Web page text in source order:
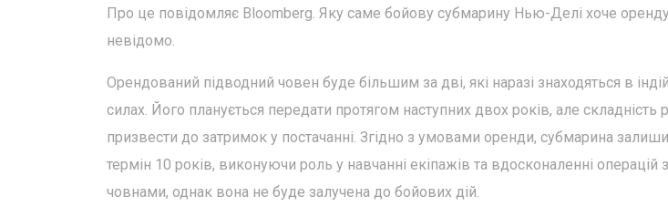
Про це повідомляє Bloomberg. Яку саме бойову субмарину Нью-Делі хоче
невідомо.
Орендований підводний човен буде більшим за дві, які наразі знаходяться в
силах. Його планується передати протягом наступних двох років, але складність
призвести до затримок у постачанні. Згідно з умовами оренди, субмарина
термін 10 років, виконуючи роль у навчанні екіпажів та вдосконаленні
човнами, однак вона не буде залучена до бойових дій.